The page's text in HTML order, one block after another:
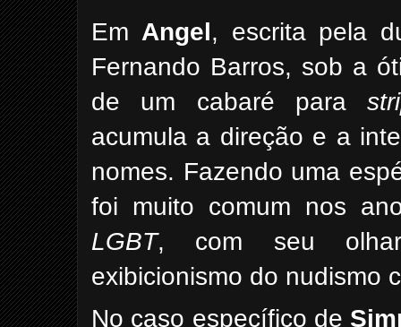
Em Angel, escrita pela
Fernando Barros, sob a
de um cabaré para
acumula a direção e a
nomes. Fazendo uma
foi muito comum nos
LGBT, com seu olhar
exibicionismo do nudismo
No caso específico de